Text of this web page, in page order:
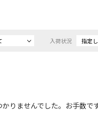
入荷状況 指定
りませんでした。お手数で